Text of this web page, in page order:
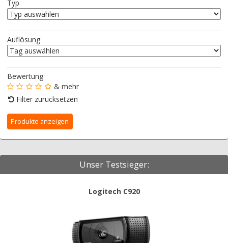
Typ
Auflösung
Bewertung
& mehr
Filter zurücksetzen
Unser Testsieger:
Logitech C920